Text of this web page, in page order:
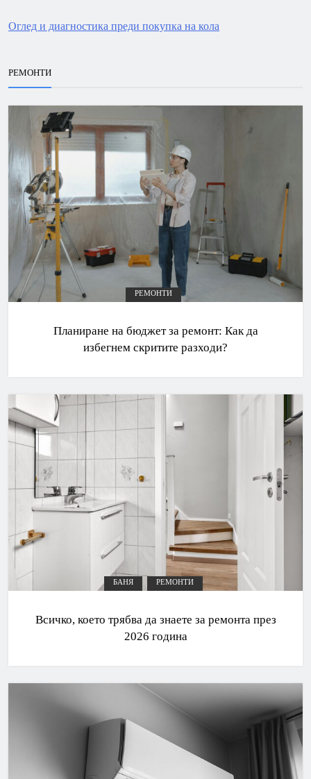
Оглед и диагностика преди покупка на кола
РЕМОНТИ
РЕМОНТИ
Планиране на бюджет за ремонт: Как да
избегнем скритите разходи?
БАНЯ РЕМОНТИ
Всичко, което трябва да знаете за ремонта през
2026 година